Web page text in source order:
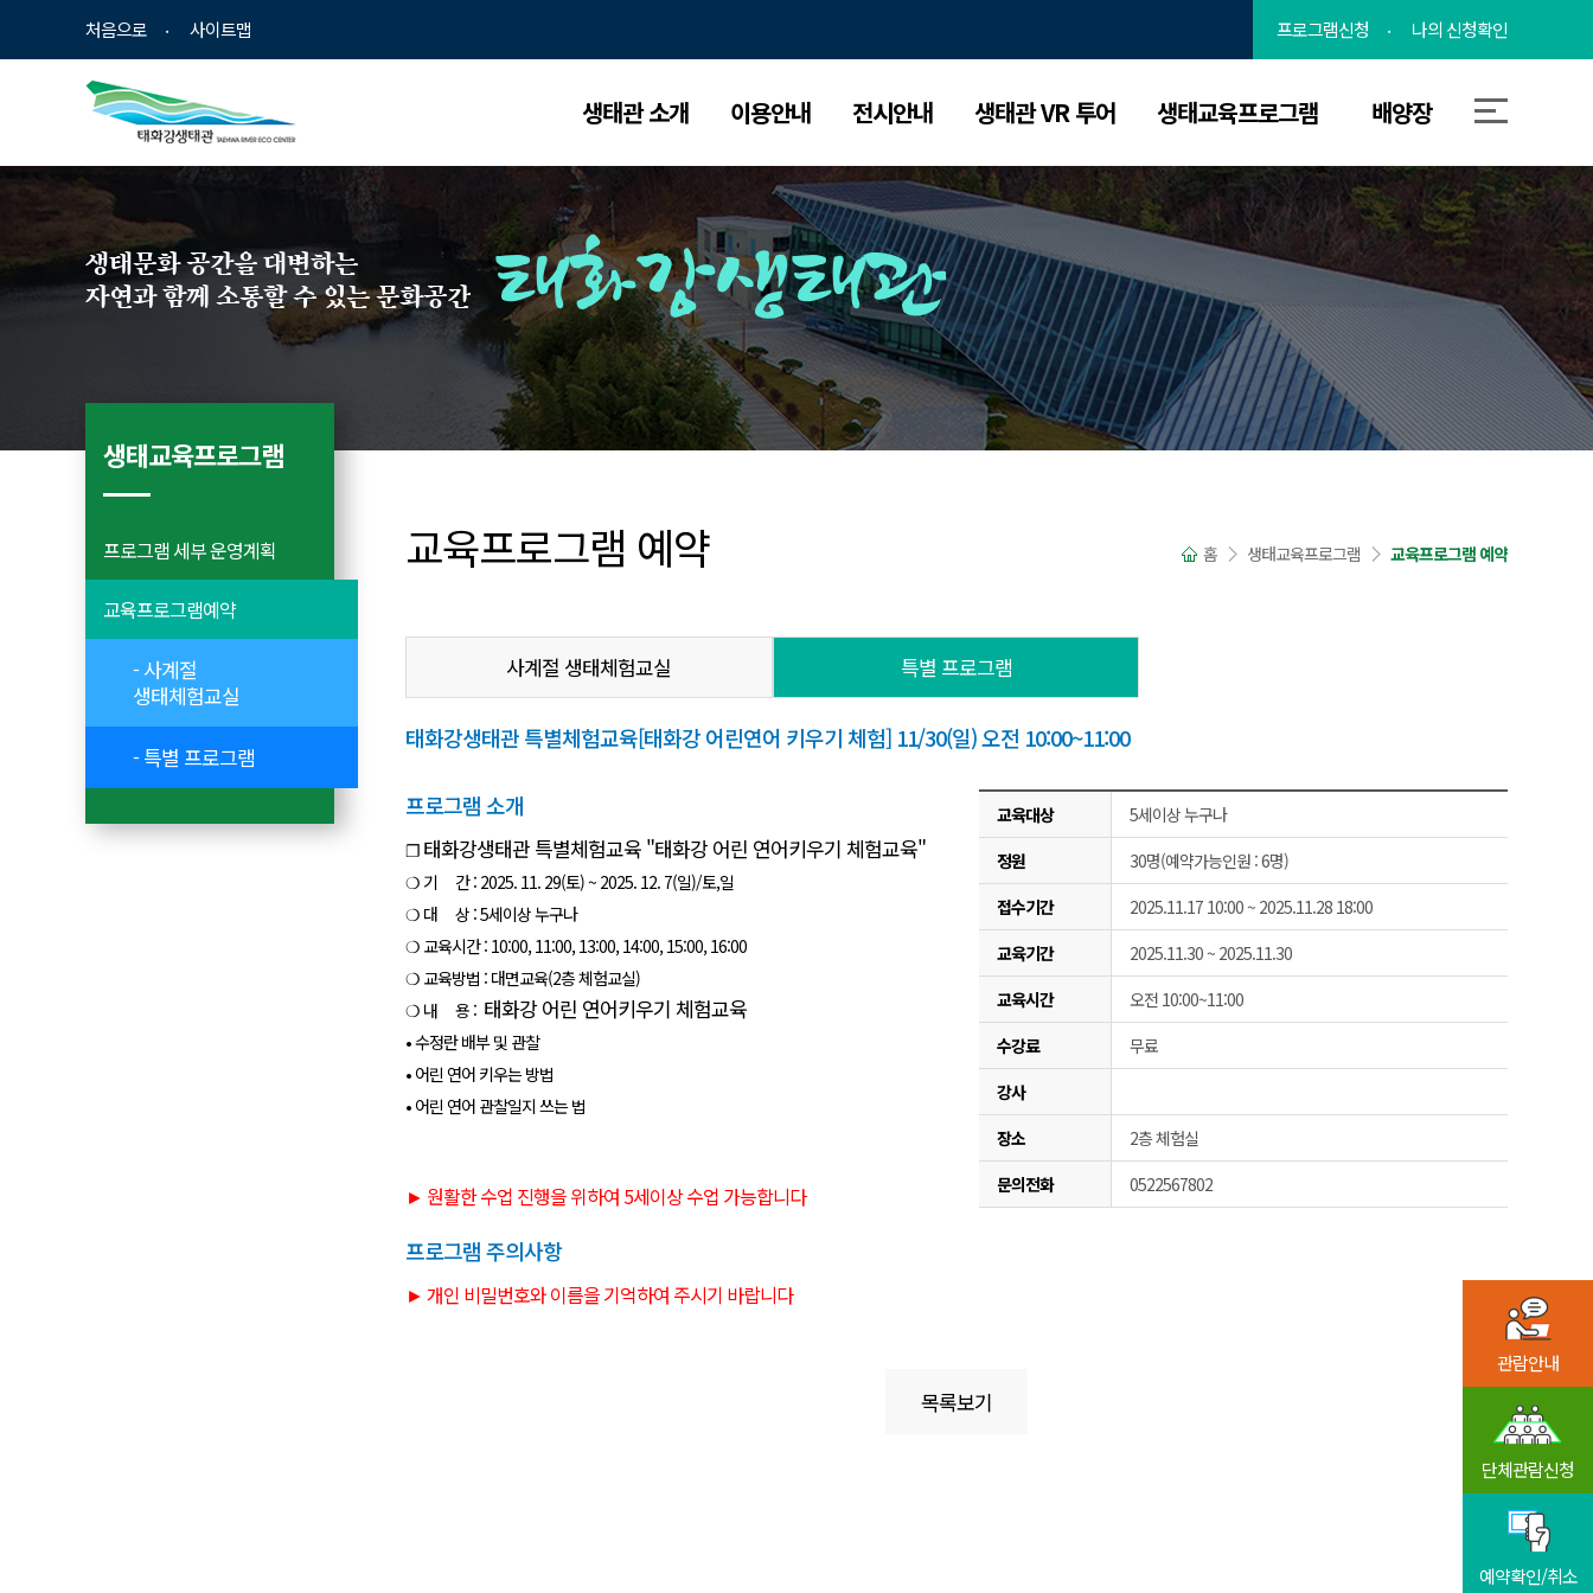
처음으로 사이트맵 프로그램신청 나의 신청확인
생태관 소개 이용안내 전시안내 생태관 VR 투어 생태교육프로그램 배양장
생태문화 공간을 대변하는
자연과 함께 소통할 수 있는 문화공간
태화강생태관
생태교육프로그램
프로그램 세부 운영계획
교육프로그램예약
- 사계절
생태체험교실
- 특별 프로그램
교육프로그램 예약 홈 생태교육프로그램 교육프로그램 예약
사계절 생태체험교실 특별 프로그램
태화강생태관 특별체험교육[태화강 어린연어 키우기 체험] 11/30(일) 오전 10:00~11:00
프로그램 소개
❐ 태화강생태관 특별체험교육 "태화강 어린 연어키우기 체험교육"
❍ 기 간 : 2025. 11. 29(토) ~ 2025. 12. 7(일)/토,일
❍ 대 상 : 5세이상 누구나
❍ 교육시간 : 10:00, 11:00, 13:00, 14:00, 15:00, 16:00
❍ 교육방법 : 대면교육(2층 체험교실)
❍ 내 용 : 태화강 어린 연어키우기 체험교육
• 수정란 배부 및 관찰
• 어린 연어 키우는 방법
• 어린 연어 관찰일지 쓰는 법
► 원활한 수업 진행을 위하여 5세이상 수업 가능합니다
프로그램 주의사항
► 개인 비밀번호와 이름을 기억하여 주시기 바랍니다
교육대상
5세이상 누구나
정원
30명(예약가능인원 : 6명)
접수기간
2025.11.17 10:00 ~ 2025.11.28 18:00
교육기간
2025.11.30 ~ 2025.11.30
교육시간
오전 10:00~11:00
수강료
무료
강사
장소
2층 체험실
문의전화
0522567802
목록보기
관람안내
단체관람신청
예약확인/취소